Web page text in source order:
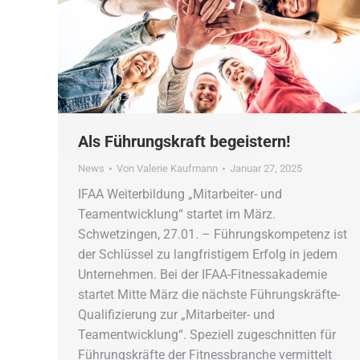
Als Führungskraft begeistern!
News Von Valerie Kaufmann Januar 27, 2025
IFAA Weiterbildung „Mitarbeiter- und
Teamentwicklung“ startet im März.
Schwetzingen, 27.01. – Führungskompetenz ist
der Schlüssel zu langfristigem Erfolg in jedem
Unternehmen. Bei der IFAA-Fitnessakademie
startet Mitte März die nächste Führungskräfte-
Qualifizierung zur „Mitarbeiter- und
Teamentwicklung“. Speziell zugeschnitten für
Führungskräfte der Fitnessbranche vermittelt